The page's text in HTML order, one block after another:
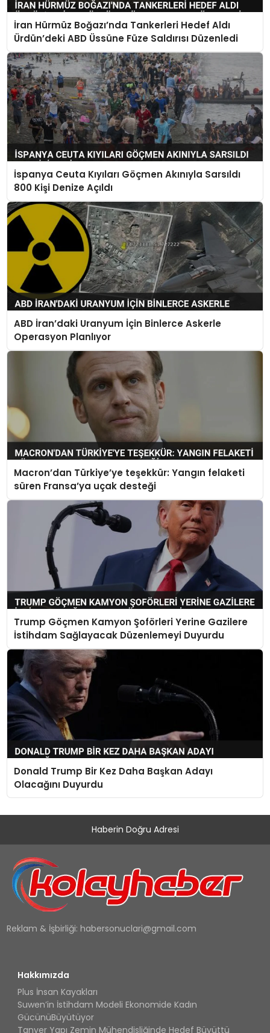
İran Hürmüz Boğazı’nda Tankerleri Hedef Aldı
Ürdün’deki ABD Üssüne Füze Saldırısı Düzenledi
İspanya Ceuta Kıyıları Göçmen Akınıyla Sarsıldı
800 Kişi Denize Açıldı
ABD İran’daki Uranyum İçin Binlerce Askerle
Operasyon Planlıyor
Macron’dan Türkiye’ye teşekkür: Yangın felaketi
süren Fransa’ya uçak desteği
Trump Göçmen Kamyon Şoförleri Yerine Gazilere
İstihdam Sağlayacak Düzenlemeyi Duyurdu
Donald Trump Bir Kez Daha Başkan Adayı
Olacağını Duyurdu
Haberin Doğru Adresi
Reklam & İşbirliği: habersonuclari@gmail.com
Hakkımızda
Plus İnsan Kayakları
Suwen’in İstihdam Modeli Ekonomide Kadın
GücünüBüyütüyor
Tanyer Yapı Zemin Mühendisliğinde Hedef Büyüttü